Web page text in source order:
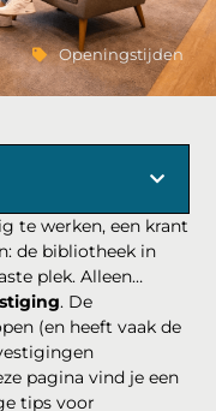
Openingstijden
te werken, een krant
de bibliotheek in
plek. Alleen…
. De
(en heeft vaak de
pagina vind je een
tips voor